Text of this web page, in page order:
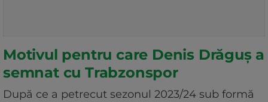
Motivul pentru care Denis Drăguș a
semnat cu Trabzonspor
După ce a petrecut sezonul 2023/24 sub formă